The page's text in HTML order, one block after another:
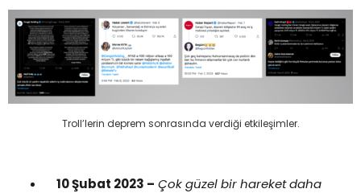
Troll’lerin deprem sonrasında verdiği etkileşimler.
10 Şubat 2023 – Çok güzel bir hareket daha